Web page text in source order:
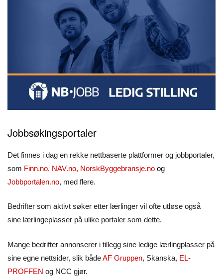
Jobbsøkingsportaler
Det finnes i dag en rekke nettbaserte plattformer og jobbportaler,
som Finn.no, NAV.no, NorskByggebransje.no og
Jobbportalen.no, med flere.
Bedrifter som aktivt søker etter lærlinger vil ofte utløse også
sine lærlingeplasser på ulike portaler som dette.
Mange bedrifter annonserer i tillegg sine ledige lærlingplasser på
sine egne nettsider, slik bådeAF Gruppen, Skanska, EL-
PROFFEN og NCC gjør.